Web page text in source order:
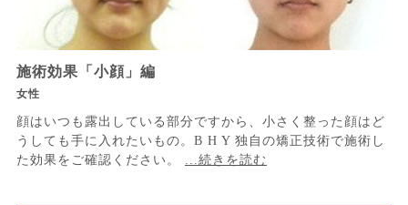
施術効果「小顔」編
女性
顔はいつも露出している部分ですから、小さく整った顔はど
うしても手に入れたいもの。B H Y 独自の矯正技術で施術し
た効果をご確認ください。 ...続きを読む